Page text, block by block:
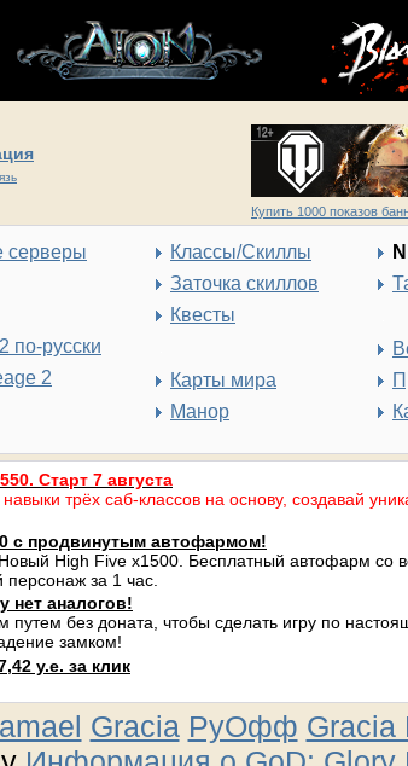
Купить 1000 показов
серверы
по-русски
2
Классы/Скиллы
Заточка скиллов
Квесты
Карты мира
Манор
Старт 7 августа
трёх саб-классов на основу, создавай
с продвинутым автофармом!
High Five x1500. Бесплатный автофарм со
за 1 час.
нет аналогов!
путем без доната, чтобы сделать игру по
замком!
у.е. за клик
Gracia РуОфф Gracia